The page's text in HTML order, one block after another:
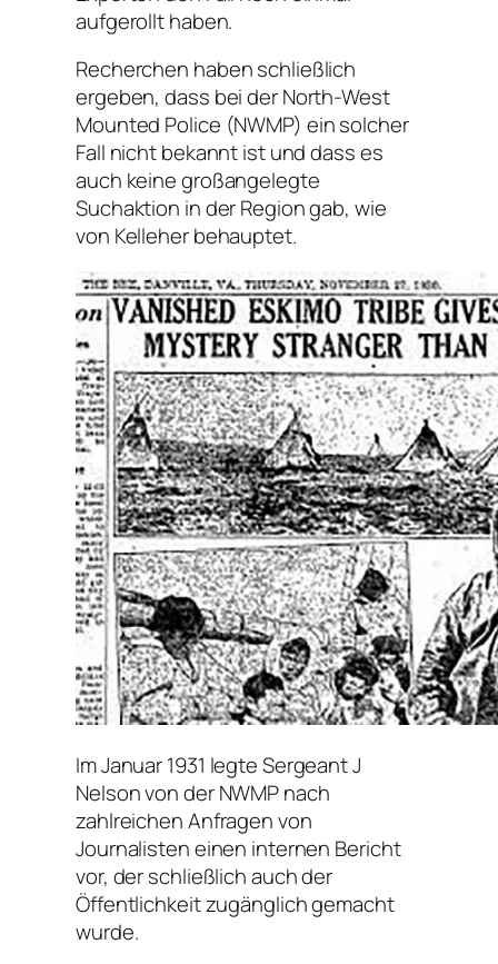
aufgerollt haben.
Recherchen haben schließlich
ergeben, dass bei der North-West
Mounted Police (NWMP) ein solcher
Fall nicht bekannt ist und dass es
auch keine großangelegte
Suchaktion in der Region gab, wie
von Kelleher behauptet.
Im Januar 1931 legte Sergeant J
Nelson von der NWMP nach
zahlreichen Anfragen von
Journalisten einen internen Bericht
vor, der schließlich auch der
Öffentlichkeit zugänglich gemacht
wurde.